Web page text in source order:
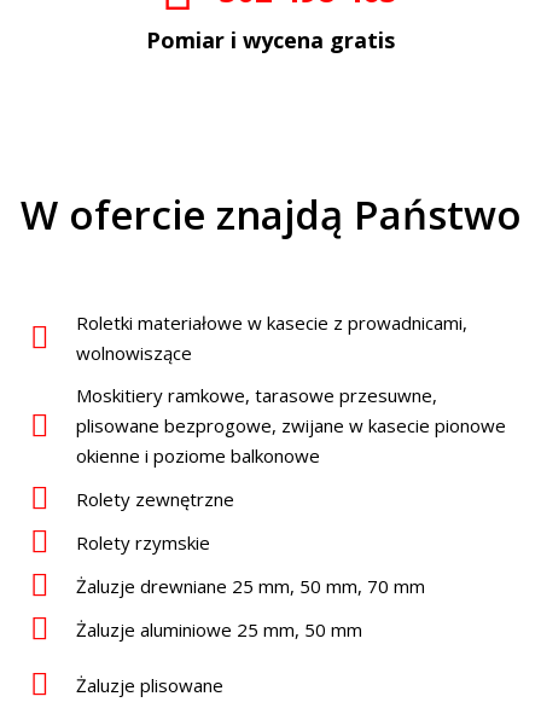
Pomiar i wycena gratis
W ofercie znajdą Państwo
Roletki materiałowe w kasecie z prowadnicami,
wolnowiszące
Moskitiery ramkowe, tarasowe przesuwne,
plisowane bezprogowe, zwijane w kasecie pionowe
okienne i poziome balkonowe
Rolety zewnętrzne
Rolety rzymskie
Żaluzje drewniane 25 mm, 50 mm, 70 mm
Żaluzje aluminiowe 25 mm, 50 mm
Żaluzje plisowane